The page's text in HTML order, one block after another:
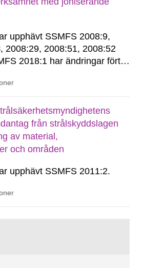
upphävt SSMFS 2008:9,
2008:29, 2008:51, 2008:52
2018:1 har ändringar förts
2024:2 och SSMFS
från strålskyddslagen
av material,
och områden
upphävt SSMFS 2011:2.